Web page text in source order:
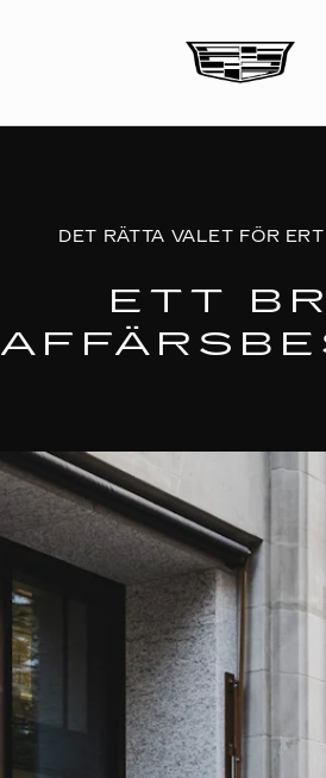
DET RÄTTA VALET FÖR
ETT